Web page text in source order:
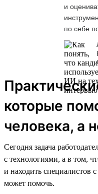
и
по себе
которые
человека, а
Сегодня задача
с технологиями, а в том,
и находить специалистов
может помочь.